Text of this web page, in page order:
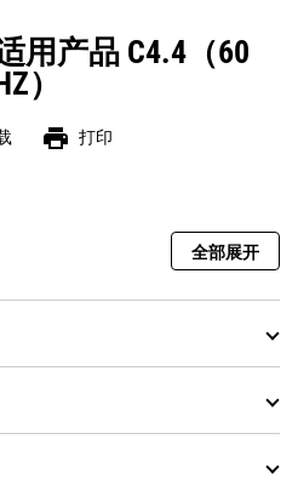
用产品 C4.4（60
）
print 打印
全部展开